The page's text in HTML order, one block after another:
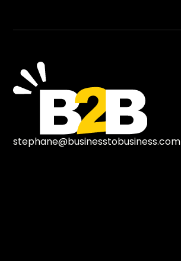
stephane@businesstobusiness.com